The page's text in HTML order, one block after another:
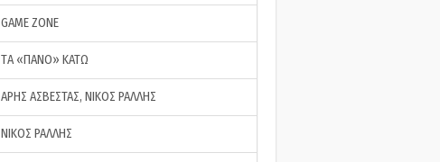
GAME ZONE
ΤA «ΠΑΝΟ» ΚΑΤΩ
ΑΡΗΣ ΑΣΒΕΣΤΑΣ, ΝΙΚΟΣ ΡΑΛΛΗΣ
ΝΙΚΟΣ ΡΑΛΛΗΣ